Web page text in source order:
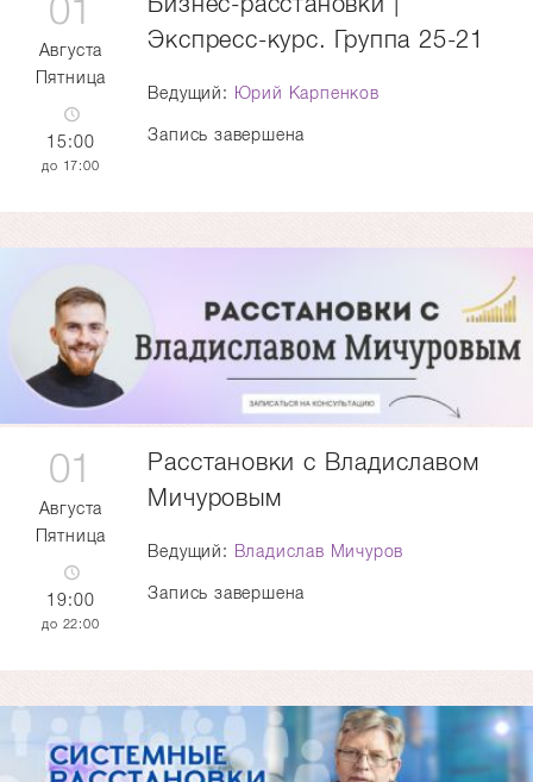
01
Августа
Пятница
15:00
17:00
Экспресс-курс. Группа 25-21
Ведущий: Юрий Карпенков
Запись завершена
01
Августа
Пятница
19:00
22:00
Расстановки с Владиславом
Мичуровым
Ведущий: Владислав Мичуров
Запись завершена